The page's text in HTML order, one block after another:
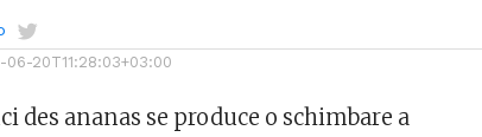
06-20T11:28:03+03:00
des ananas se produce o schimbare a